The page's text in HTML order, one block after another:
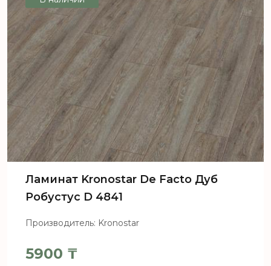
Ламинат Kronostar De Facto Дуб
Робустус D 4841
Производитель: Kronostar
5900 ₸